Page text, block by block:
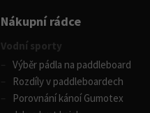
Nákupní rádce
Vodní sporty
Výběr pádla na paddleboard
Rozdíly v paddleboardech
Porovnání kánoí Gumotex